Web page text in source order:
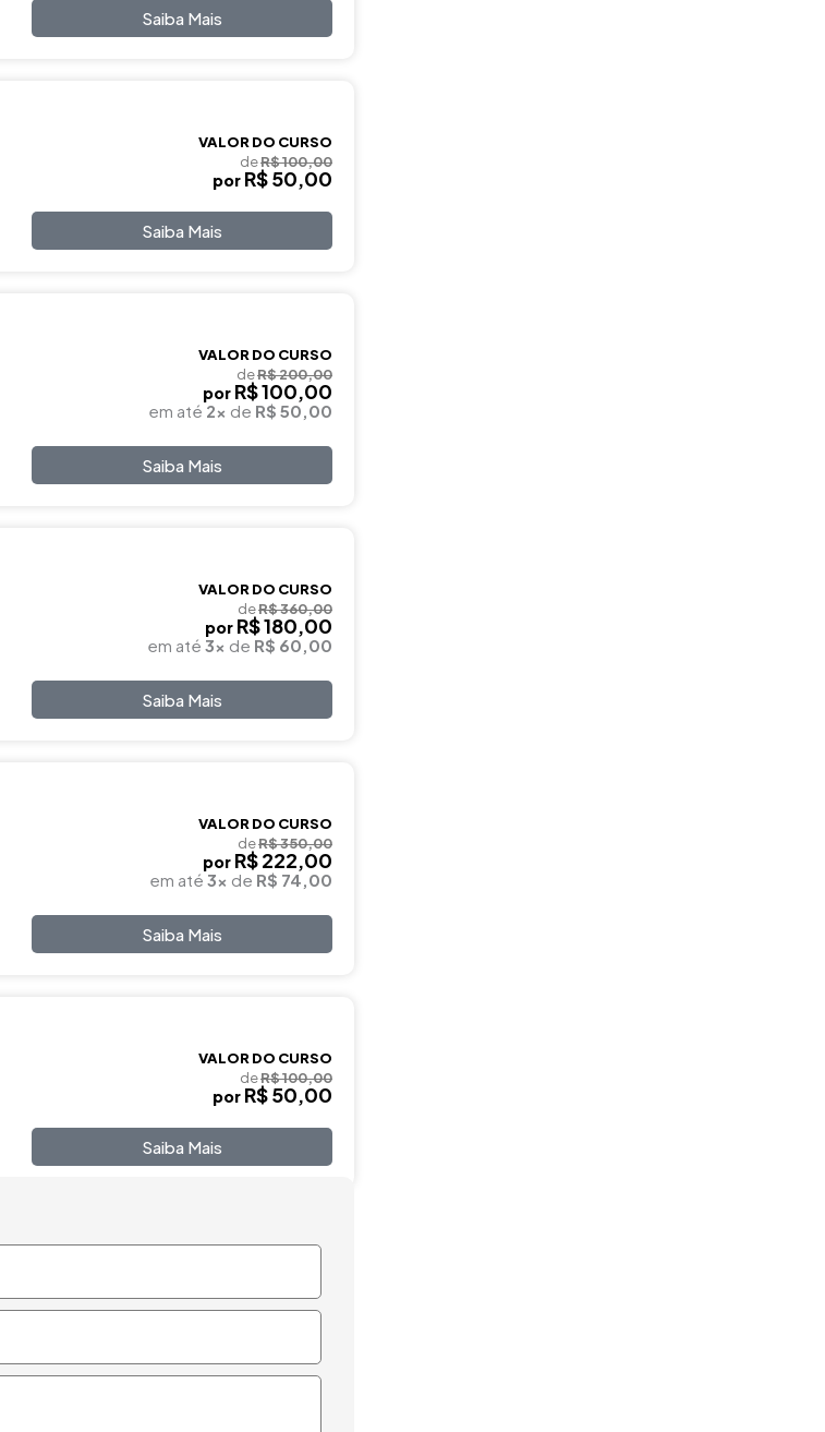
Saiba Mais
VALOR DO CURSO
deR$ 100,00
por R$ 50,00
Saiba Mais
VALOR DO CURSO
deR$ 200,00
por R$ 100,00
em até 2x de R$ 50,00
Saiba Mais
VALOR DO CURSO
deR$ 360,00
por R$ 180,00
em até 3x de R$ 60,00
Saiba Mais
VALOR DO CURSO
deR$ 350,00
por R$ 222,00
em até 3x de R$ 74,00
Saiba Mais
VALOR DO CURSO
deR$ 100,00
por R$ 50,00
Saiba Mais